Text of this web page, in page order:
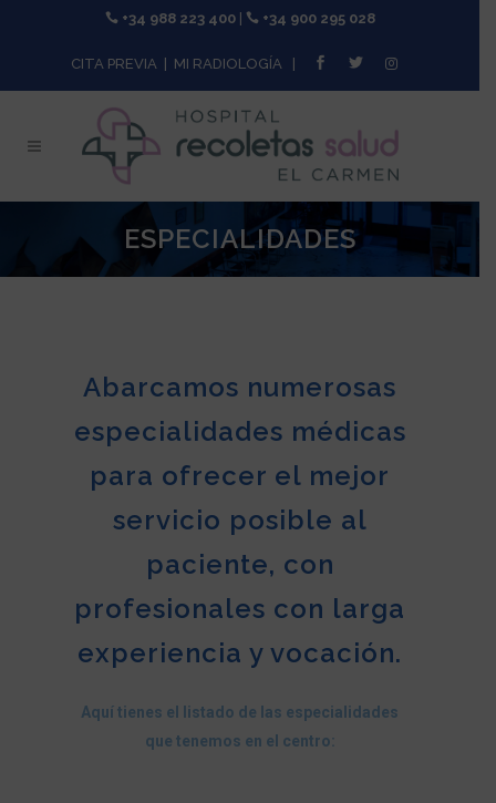
+34 988 223 400| +34 900 295 028
CITA PREVIA MI RADIOLOGÍA
ESPECIALIDADES
Abarcamos numerosas
especialidades médicas
para ofrecer el mejor
servicio posible al
paciente, con
profesionales con larga
experiencia y vocación.
Aquí tienes el listado de las especialidades
que tenemos en el centro: